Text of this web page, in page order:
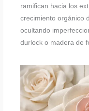
ramifican hacia los
crecimiento orgánico
ocultando
durlock o madera de